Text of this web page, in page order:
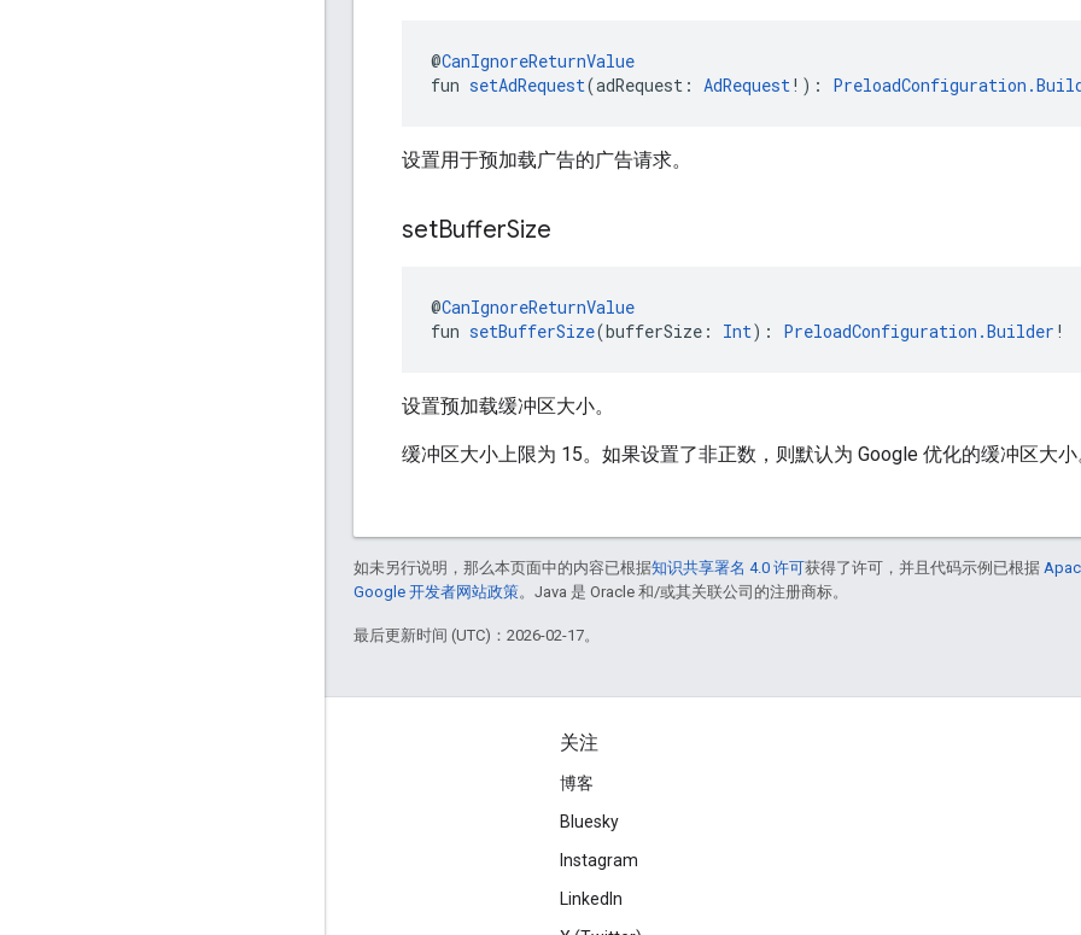
@CanIgnoreReturnValue
fun setAdRequest(adRequest: AdRequest!):
设置用于预加载广告的广告请求。
setBufferSize
@CanIgnoreReturnValue
fun setBufferSize(bufferSize: Int): PreloadConfiguration.Builder !
设置预加载缓冲区大小。
缓冲区大小上限为 15。如果设置了非正数，则默认为 Google 优化的缓冲区大小
如未另行说明，那么本页面中的内容已根据知识共享署名 4.0 许可获得了许可，并且代码示例已根据
Google 开发者网站政策。Java 是 Oracle 和/或其关联公司的注册商标。
最后更新时间 (UTC)：2026-02-17。
关注
博客
Bluesky
Instagram
LinkedIn